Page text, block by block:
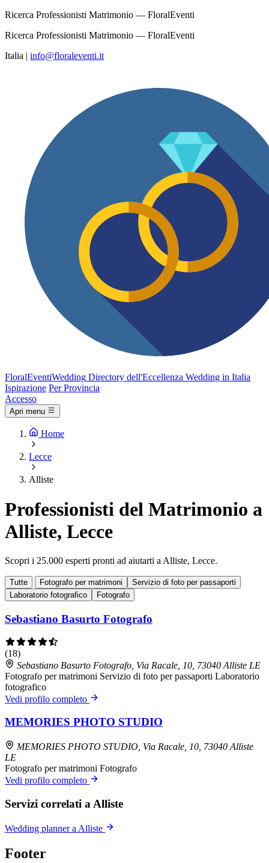
Ricerca Professionisti Matrimonio — FloralEventi
Ricerca Professionisti Matrimonio — FloralEventi
Italia | info@floraleventi.it
FloralEventiWedding Directory dell'Eccellenza Wedding in Italia
Ispirazione Per Provincia
Accesso
Apri menu
Home
Lecce
Alliste
Professionisti del Matrimonio a
Alliste, Lecce
Scopri i 25.000 esperti pronti ad aiutarti a Alliste, Lecce.
Tutte Fotografo per matrimoni
Servizio di foto per passaporti
Laboratorio fotografico
Fotografo
Sebastiano Basurto Fotografo
(18)
Sebastiano Basurto Fotografo, Via Racale, 10, 73040 Alliste LE
Fotografo per matrimoni Servizio di foto per passaporti Laboratorio
fotografico
Vedi profilo completo
MEMORIES PHOTO STUDIO
MEMORIES PHOTO STUDIO, Via Racale, 10, 73040 Alliste
LE
Fotografo per matrimoni Fotografo
Vedi profilo completo
Servizi correlati a Alliste
Wedding planner a Alliste
Footer